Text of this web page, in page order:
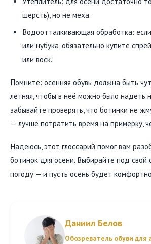
шерсть), но не меха.
Водоотталкивающая обработка:
или нубука, обязательно купите
или воск.
Помните: осенняя обувь должна быть
летняя, чтобы в неё можно было надеть
забывайте проверять, что ботинки не
— лучше потратить время на примерку,
Надеюсь, этот глоссарий помог вам
ботинок для осени. Выбирайте под свой
погоду — и пусть осень будет
Даниил Белов
Обозреватель обуви для